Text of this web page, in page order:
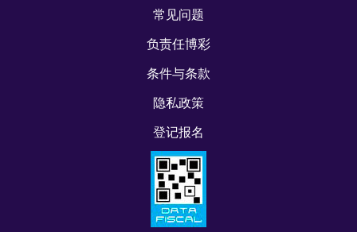
常见问题
负责任博彩
条件与条款
隐私政策
登记报名